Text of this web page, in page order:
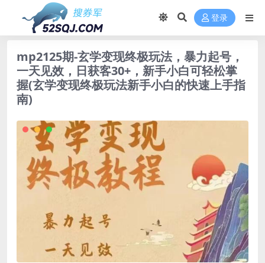
登录
mp2125期-玄学变现终极玩法，暴力起号，
一天见效，日获客30+，新手小白可轻松掌
握(玄学变现终极玩法新手小白的快速上手指
南)